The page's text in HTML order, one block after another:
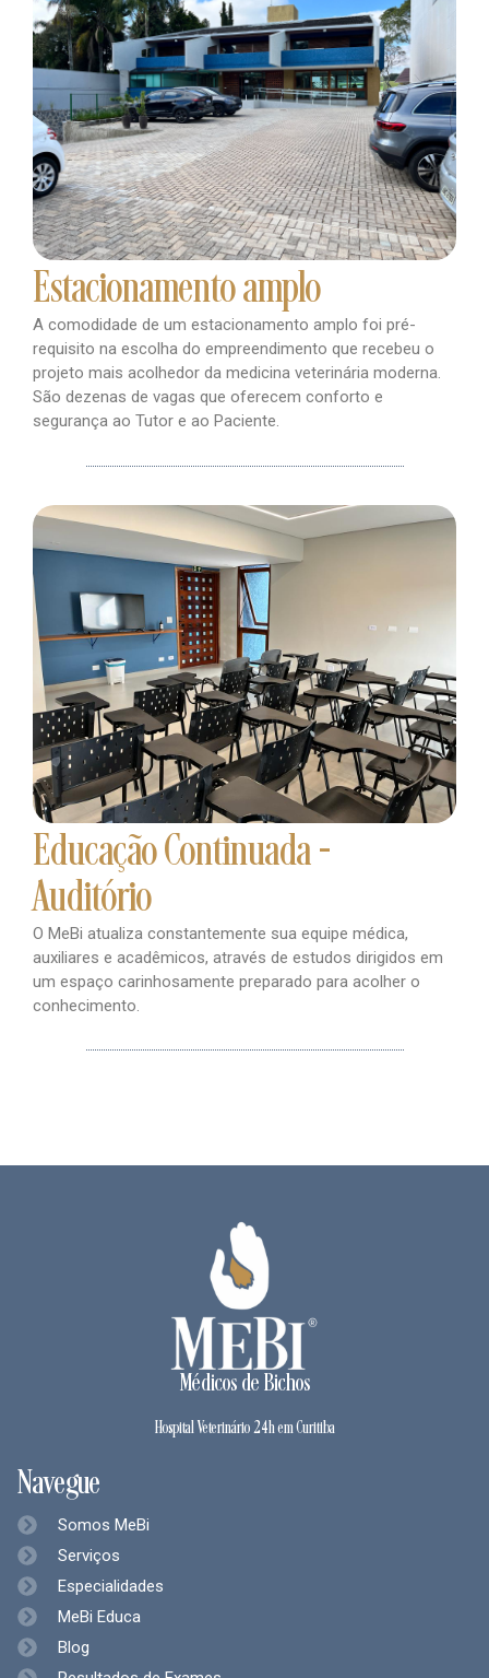
Estacionamento amplo
A comodidade de um estacionamento amplo foi pré-
requisito na escolha do empreendimento que recebeu o
projeto mais acolhedor da medicina veterinária moderna.
São dezenas de vagas que oferecem conforto e
segurança ao Tutor e ao Paciente.
Educação Continuada -
Auditório
O MeBi atualiza constantemente sua equipe médica,
auxiliares e acadêmicos, através de estudos dirigidos em
um espaço carinhosamente preparado para acolher o
conhecimento.
Médicos de Bichos
Hospital Veterinário 24h em Curitiba
Navegue
Somos MeBi
Serviços
Especialidades
MeBi Educa
Blog